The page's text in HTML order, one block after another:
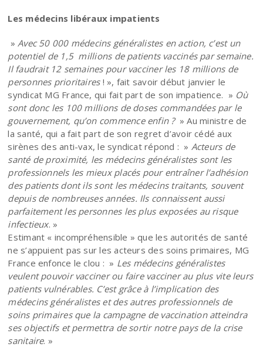
Les médecins libéraux impatients
» Avec 50 000 médecins généralistes en action, c’est un
potentiel de 1,5 millions de patients vaccinés par semaine.
Il faudrait 12 semaines pour vacciner les 18 millions de
personnes prioritaires ! », fait savoir début janvier le
syndicat MG France, qui fait part de son impatience. » Où
sont donc les 100 millions de doses commandées par le
gouvernement, qu’on commence enfin ?» Au ministre de
la santé, qui a fait part de son regret d’avoir cédé aux
sirènes des anti-vax, le syndicat répond : » Acteurs de
santé de proximité, les médecins généralistes sont les
professionnels les mieux placés pour entraîner l’adhésion
des patients dont ils sont les médecins traitants, souvent
depuis de nombreuses années. Ils connaissent aussi
parfaitement les personnes les plus exposées au risque
infectieux. »
Estimant « incompréhensible » que les autorités de santé
ne s’appuient pas sur les acteurs des soins primaires, MG
France enfonce le clou : » Les médecins généralistes
veulent pouvoir vacciner ou faire vacciner au plus vite leurs
patients vulnérables. C’est grâce à l’implication des
médecins généralistes et des autres professionnels de
soins primaires que la campagne de vaccination atteindra
ses objectifs et permettra de sortir notre pays de la crise
sanitaire. »